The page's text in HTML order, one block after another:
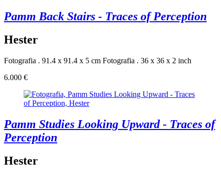
Pamm Back Stairs - Traces of Perception
Hester
Fotografia . 91.4 x 91.4 x 5 cm Fotografia . 36 x 36 x 2 inch
6.000 €
Pamm Studies Looking Upward - Traces of
Perception
Hester